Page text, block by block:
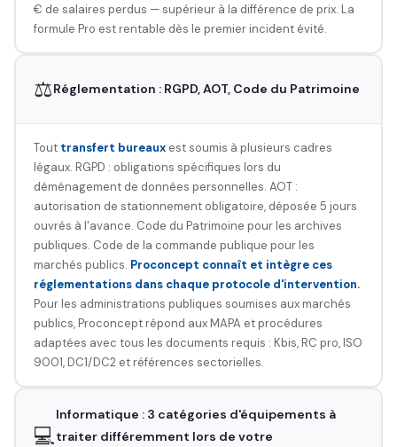
€ de salaires perdus — supérieur à la différence de prix. La
formule Pro est rentable dès le premier incident évité.
⚖️Réglementation : RGPD, AOT, Code du Patrimoine
Tout transfert bureauxest soumis à plusieurs cadres
légaux. RGPD : obligations spécifiques lors du
déménagement de données personnelles. AOT :
autorisation de stationnement obligatoire, déposée 5 jours
ouvrés à l'avance. Code du Patrimoine pour les archives
publiques. Code de la commande publique pour les
marchés publics. Proconcept connaît et intègre ces
réglementations dans chaque protocole d'intervention.
Pour les administrations publiques soumises aux marchés
publics, Proconcept répond aux MAPA et procédures
adaptées avec tous les documents requis : Kbis, RC pro, ISO
9001, DC1/DC2 et références sectorielles.
💻
Informatique : 3 catégories d'équipements à
traiter différemment lors de votre